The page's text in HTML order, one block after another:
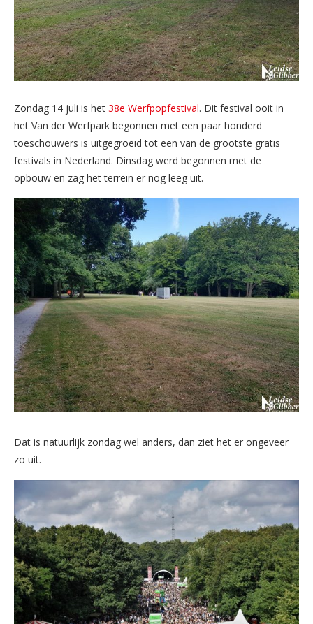
Zondag 14 juli is het 38e Werfpopfestival. Dit festival ooit in
het Van der Werfpark begonnen met een paar honderd
toeschouwers is uitgegroeid tot een van de grootste gratis
festivals in Nederland. Dinsdag werd begonnen met de
opbouw en zag het terrein er nog leeg uit.
Dat is natuurlijk zondag wel anders, dan ziet het er ongeveer
zo uit.